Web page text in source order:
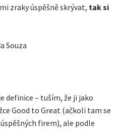
zraky úspěšně skrývat, tak si
Souza
definice – tuším, že ji jako
Good to Great (ačkoli tam se
firem), ale podle